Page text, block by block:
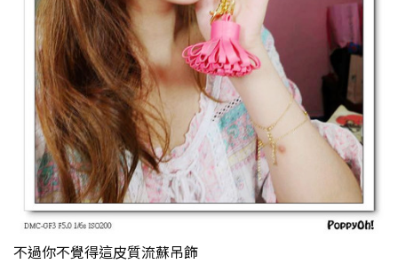
不過你不覺得這皮質流蘇吊飾